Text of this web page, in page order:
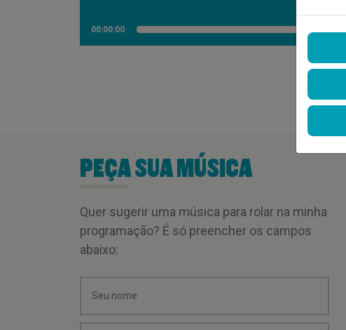
00:00:00
PEÇA SUA MÚSICA
Quer sugerir uma música para rolar na minha
programação? É só preencher os campos
abaixo: